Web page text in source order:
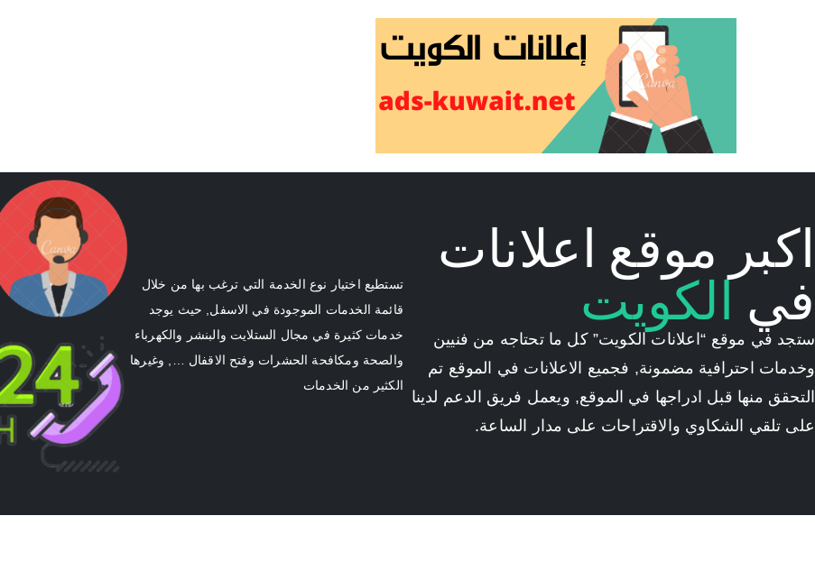
اكبر موقع اعلانات
في الكويت
ستجد في موقع “اعلانات الكويت” كل ما تحتاجه من فنيين
وخدمات احترافية مضمونة, فجميع الاعلانات في الموقع تم
التحقق منها قبل ادراجها في الموقع, ويعمل فريق الدعم لدينا
على تلقي الشكاوي والاقتراحات على مدار الساعة.
تستطيع اختيار نوع الخدمة التي ترغب بها من خلال
قائمة الخدمات الموجودة في الاسفل, حيث يوجد
خدمات كثيرة في مجال الستلايت والبنشر والكهرباء
والصحة ومكافحة الحشرات وفتح الاقفال …, وغيرها
الكثير من الخدمات